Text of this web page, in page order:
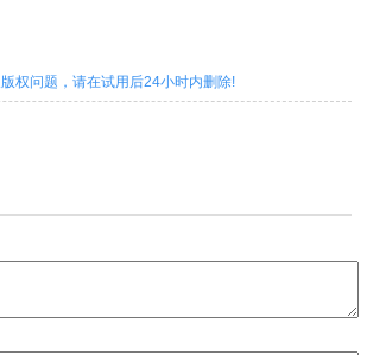
权问题，请在试用后24小时内删除!